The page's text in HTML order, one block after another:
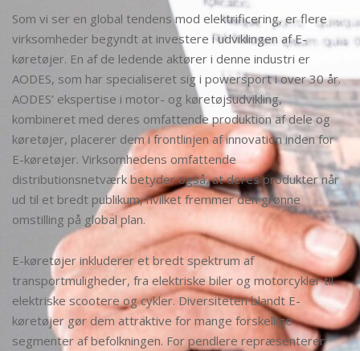
Som vi ser en global tendens mod elektrificering, er flere
virksomheder begyndt at investere i udviklingen af E-
køretøjer. En af de ledende aktører i denne industri er
AODES, som har specialiseret sig i powersport i over 30 år.
AODES’ ekspertise i motor- og køretøjsudvikling,
kombineret med deres omfattende produktion af dele og
køretøjer, placerer dem i frontlinjen af innovation inden for
E-køretøjer. Virksomhedens omfattende
distributionsnetværk betyder også, at deres produkter når
ud til et bredt publikum, hvilket fremmer den grønne
omstilling på global plan.
E-køretøjer inkluderer et bredt spektrum af
transportmuligheder, fra elektriske biler og motorcykler til
elektriske scootere og cykler. Diversiteten blandt E-
køretøjer gør dem attraktive for mange forskellige
segmenter af befolkningen. For pendlere repræsenterer